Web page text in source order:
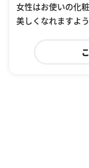
女性はお使いの化粧
美しくなれますよ